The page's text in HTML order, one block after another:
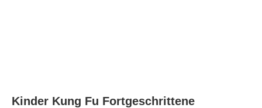
Kinder Kung Fu Fortgeschrittene